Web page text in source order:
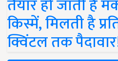
तैयार हो जाती हैं
किस्में, मिलती है
क्विंटल तक